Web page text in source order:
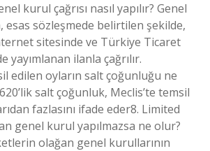
kurul çağrısı nasıl yapılır? Genel
esas sözleşmede belirtilen şekilde,
sitesinde ve Türkiye Ticaret
yayımlanan ilanla çağrılır.
edilen oyların salt çoğunluğu ne
salt çoğunluk, Meclis’te temsil
fazlasını ifade eder8. Limited
genel kurul yapılmazsa ne olur?
olağan genel kurullarının